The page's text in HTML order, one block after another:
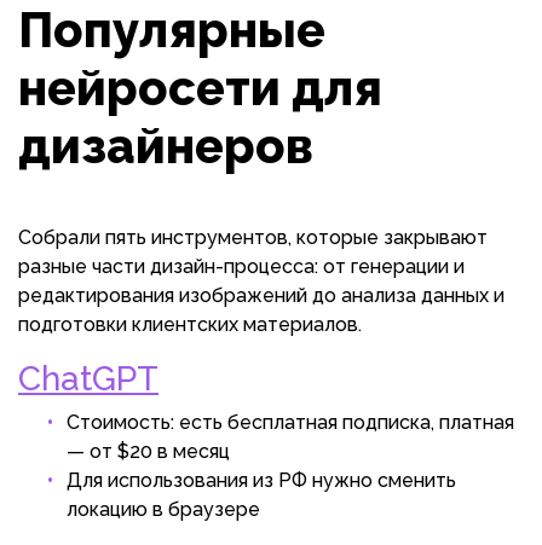
Популярные
нейросети для
дизайнеров
Собрали пять инструментов, которые закрывают
разные части дизайн-процесса: от генерации и
редактирования изображений до анализа данных и
подготовки клиентских материалов.
ChatGPT
Стоимость: есть бесплатная подписка, платная
— от $20 в месяц
Для использования из РФ нужно сменить
локацию в браузере